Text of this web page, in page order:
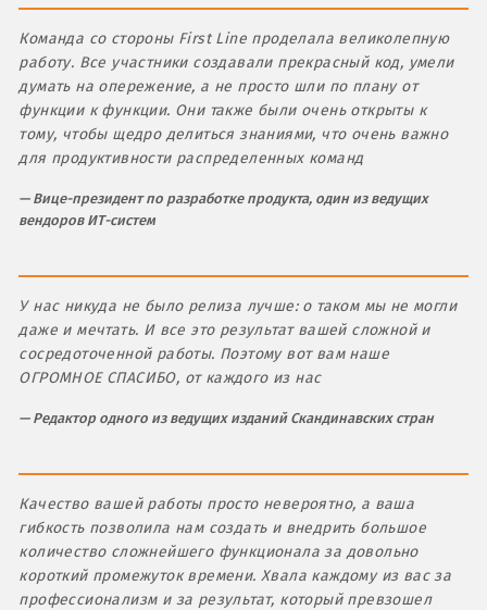
Команда со стороны First Line проделала великолепную
работу. Все участники создавали прекрасный код, умели
думать на опережение, а не просто шли по плану от
функции к функции. Они также были очень открыты к
тому, чтобы щедро делиться знаниями, что очень важно
для продуктивности распределенных команд
Вице-президент по разработке продукта, один из ведущих
вендоров ИТ-систем
У нас никуда не было релиза лучше: о таком мы не могли
даже и мечтать. И все это результат вашей сложной и
сосредоточенной работы. Поэтому вот вам наше
ОГРОМНОЕ СПАСИБО, от каждого из нас
Редактор одного из ведущих изданий Скандинавских стран
Качество вашей работы просто невероятно, а ваша
гибкость позволила нам создать и внедрить большое
количество сложнейшего функционала за довольно
короткий промежуток времени. Хвала каждому из вас за
профессионализм и за результат, который превзошел